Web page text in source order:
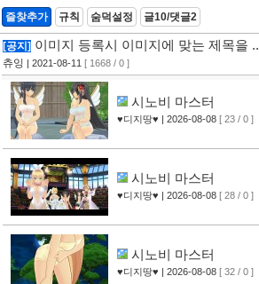
즐찾추가
규칙 숨덕설정 글10/댓글2
[공지] 이미지 등록시 이미지에 맞는 제목을 ..
츄잉 | 2021-08-11 [ 1668 / 0 ]
시노비 마스터
♥디지땅♥ | 2026-08-08 [ 23 / 0 ]
시노비 마스터
♥디지땅♥ | 2026-08-08 [ 28 / 0 ]
시노비 마스터
♥디지땅♥ | 2026-08-08 [ 32 / 0 ]